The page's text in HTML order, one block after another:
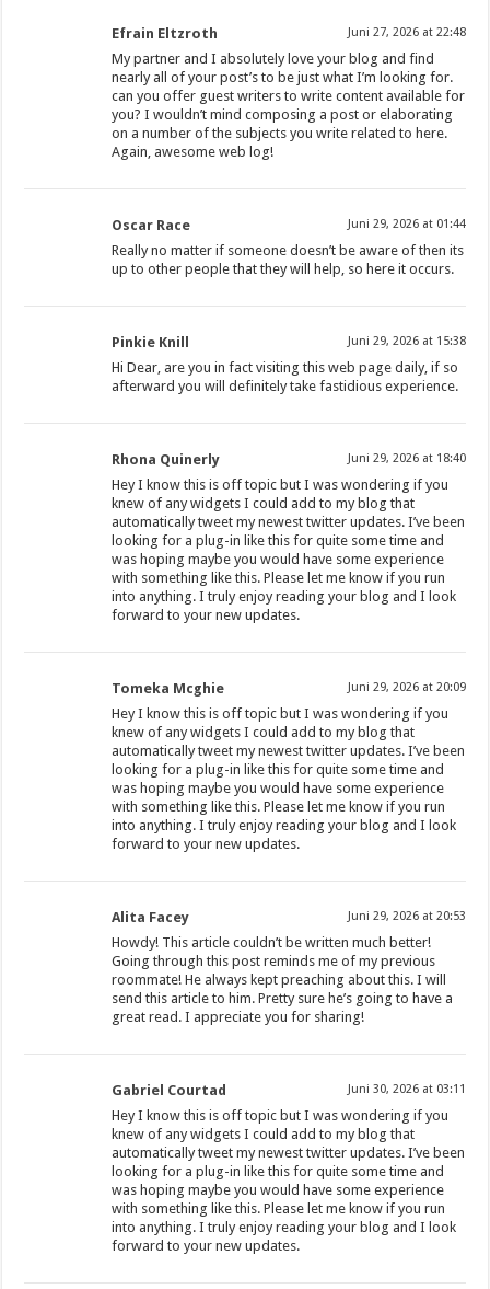
Efrain Eltzroth Juni 27, 2026 at 22:48
My partner and I absolutely love your blog and find
nearly all of your post’s to be just what I’m looking for.
can you offer guest writers to write content available for
you? I wouldn’t mind composing a post or elaborating
on a number of the subjects you write related to here.
Again, awesome web log!
Oscar Race Juni 29, 2026 at 01:44
Really no matter if someone doesn’t be aware of then its
up to other people that they will help, so here it occurs.
Pinkie Knill Juni 29, 2026 at 15:38
Hi Dear, are you in fact visiting this web page daily, if so
afterward you will definitely take fastidious experience.
Rhona Quinerly Juni 29, 2026 at 18:40
Hey I know this is off topic but I was wondering if you
knew of any widgets I could add to my blog that
automatically tweet my newest twitter updates. I’ve been
looking for a plug-in like this for quite some time and
was hoping maybe you would have some experience
with something like this. Please let me know if you run
into anything. I truly enjoy reading your blog and I look
forward to your new updates.
Tomeka Mcghie Juni 29, 2026 at 20:09
Hey I know this is off topic but I was wondering if you
knew of any widgets I could add to my blog that
automatically tweet my newest twitter updates. I’ve been
looking for a plug-in like this for quite some time and
was hoping maybe you would have some experience
with something like this. Please let me know if you run
into anything. I truly enjoy reading your blog and I look
forward to your new updates.
Alita Facey Juni 29, 2026 at 20:53
Howdy! This article couldn’t be written much better!
Going through this post reminds me of my previous
roommate! He always kept preaching about this. I will
send this article to him. Pretty sure he’s going to have a
great read. I appreciate you for sharing!
Gabriel Courtad Juni 30, 2026 at 03:11
Hey I know this is off topic but I was wondering if you
knew of any widgets I could add to my blog that
automatically tweet my newest twitter updates. I’ve been
looking for a plug-in like this for quite some time and
was hoping maybe you would have some experience
with something like this. Please let me know if you run
into anything. I truly enjoy reading your blog and I look
forward to your new updates.